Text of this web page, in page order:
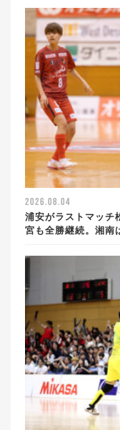
2026.08.04
浦安がラストマッチ
宮も全勝継続。湘